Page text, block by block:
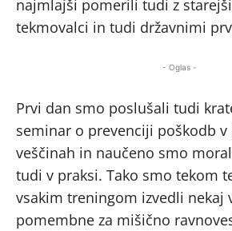
najmlajši pomerili tudi z
tekmovalci in tudi državnimi
- Oglas -
Prvi dan smo poslušali tudi
seminar o prevenciji poškodb
veščinah in naučeno smo
tudi v praksi. Tako smo tekom
vsakim treningom izvedli nekaj
pomembne za mišično